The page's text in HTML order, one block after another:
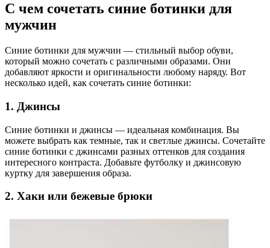
С чем сочетать синие ботинки для
мужчин
Синие ботинки для мужчин — стильный выбор обуви,
который можно сочетать с различными образами. Они
добавляют яркости и оригинальности любому наряду. Вот
несколько идей, как сочетать синие ботинки:
1. Джинсы
Синие ботинки и джинсы — идеальная комбинация. Вы
можете выбрать как темные, так и светлые джинсы. Сочетайте
синие ботинки с джинсами разных оттенков для создания
интересного контраста. Добавьте футболку и джинсовую
куртку для завершения образа.
2. Хаки или бежевые брюки